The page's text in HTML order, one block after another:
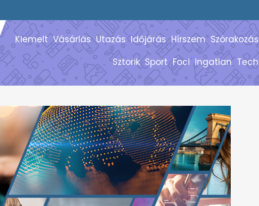
Kiemelt Vásárlás Utazás Időjárás Hírszem Szórakozás
Sztorik Sport Foci Ingatlan Tech